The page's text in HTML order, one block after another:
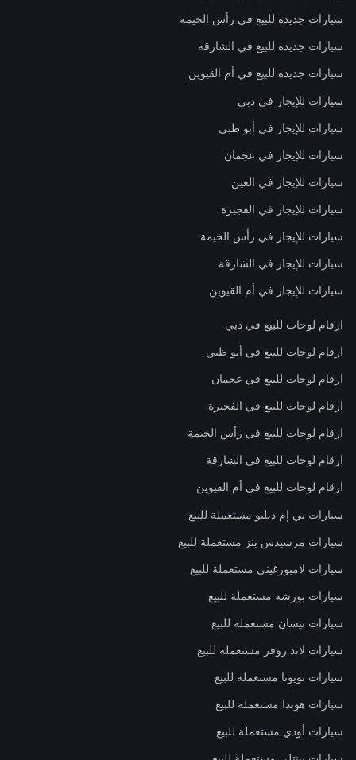
سيارات جديدة للبيع في رأس الخيمة
سيارات جديدة للبيع في الشارقة
سيارات جديدة للبيع في أم القيوين
سيارات للإيجار في دبي
سيارات للإيجار في أبو ظبي
سيارات للإيجار في عجمان
سيارات للإيجار في العين
سيارات للإيجار في الفجيرة
سيارات للإيجار في رأس الخيمة
سيارات للإيجار في الشارقة
سيارات للإيجار في أم القيوين
ارقام لوحات للبيع في دبي
ارقام لوحات للبيع في أبو ظبي
ارقام لوحات للبيع في عجمان
ارقام لوحات للبيع في الفجيرة
ارقام لوحات للبيع في رأس الخيمة
ارقام لوحات للبيع في الشارقة
ارقام لوحات للبيع في أم القيوين
سيارات بي إم دبليو مستعملة للبيع
سيارات مرسيدس بنز مستعملة للبيع
سيارات لامبورغيني مستعملة للبيع
سيارات بورشه مستعملة للبيع
سيارات نيسان مستعملة للبيع
سيارات لاند روفر مستعملة للبيع
سيارات تويوتا مستعملة للبيع
سيارات هوندا مستعملة للبيع
سيارات أودي مستعملة للبيع